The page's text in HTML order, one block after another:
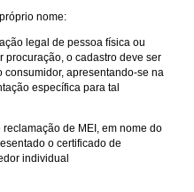
nome:
legal de pessoa física ou
procuração, o cadastro deve ser
consumidor, apresentando-se na
específica para tal
de MEI, em nome do
o certificado de
individual